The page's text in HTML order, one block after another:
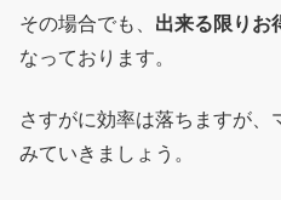
その場合でも、 出来る限りお
なっております。
さすがに効率は落ちますが
みていきましょう。